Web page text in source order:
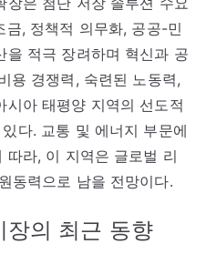
금, 정책적 의무화, 공공-민
을 적극 장려하며 혁신과 공
용 경쟁력, 숙련된 노동력,
시아 태평양 지역의 선도적
다. 교통 및 에너지 부문에
따라, 이 지역은 글로벌 리
동력으로 남을 전망이다.
장의 최근 동향